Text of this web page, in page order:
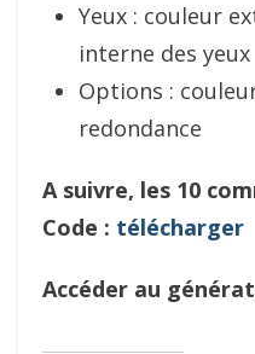
Yeux : couleur
interne des yeux
Options :
redondance
A suivre, les 10
Code : télécharger
Accéder au